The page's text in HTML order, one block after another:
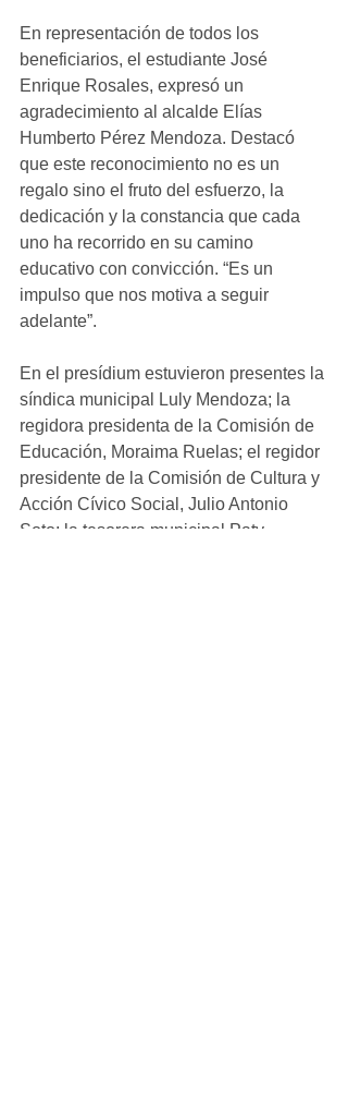
En representación de todos los
beneficiarios, el estudiante José
Enrique Rosales, expresó un
agradecimiento al alcalde Elías
Humberto Pérez Mendoza. Destacó
que este reconocimiento no es un
regalo sino el fruto del esfuerzo, la
dedicación y la constancia que cada
uno ha recorrido en su camino
educativo con convicción. “Es un
impulso que nos motiva a seguir
adelante”.
En el presídium estuvieron presentes la
síndica municipal Luly Mendoza; la
regidora presidenta de la Comisión de
Educación, Moraima Ruelas; el regidor
presidente de la Comisión de Cultura y
Acción Cívico Social, Julio Antonio
Soto; la tesorera municipal Paty